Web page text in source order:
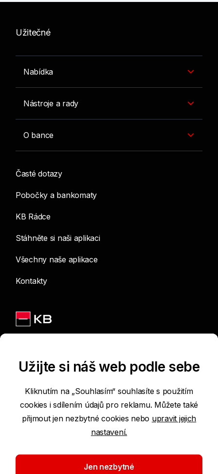
Užitečné
Nabídka
Nástroje a rady
O bance
Časté dotazy
Pobočky a bankomaty
KB Rádce
Stáhněte si naši aplikaci
Všechny naše aplikace
Kontakty
Podmínky používání internetových stránek
Prohlášení o přístupnosti
Ochrana osobních údajů
Užijte si náš web podle sebe
Kliknutím na „Souhlasím“ souhlasíte s použitím
cookies i sdílením údajů pro reklamu. Můžete také
přijmout jen nezbytné cookies nebo upravit jejich
nastavení.
Jen nezbytné